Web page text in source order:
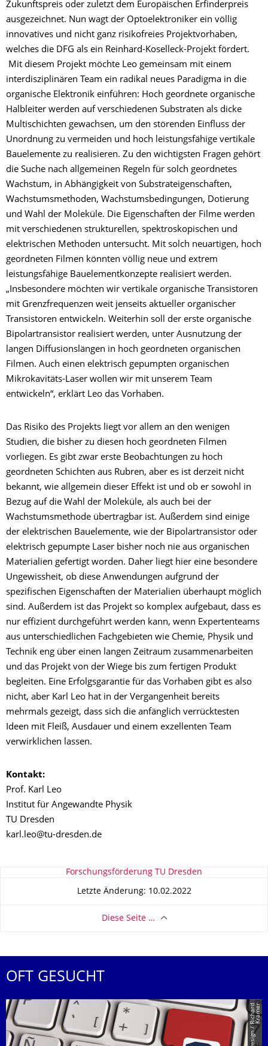
Zukunftspreis oder zuletzt dem Europäischen Erfinderpreis
ausgezeichnet. Nun wagt der Optoelektroniker ein völlig
innovatives und nicht ganz risikofreies Projektvorhaben,
welches die DFG als ein Reinhard-Koselleck-Projekt fördert.
Mit diesem Projekt möchte Leo gemeinsam mit einem
interdisziplinären Team ein radikal neues Paradigma in die
organische Elektronik einführen: Hoch geordnete organische
Halbleiter werden auf verschiedenen Substraten als dicke
Multischichten gewachsen, um den störenden Einfluss der
Unordnung zu vermeiden und hoch leistungsfähige vertikale
Bauelemente zu realisieren. Zu den wichtigsten Fragen gehört
die Suche nach allgemeinen Regeln für solch geordnetes
Wachstum, in Abhängigkeit von Substrateigenschaften,
Wachstumsmethoden, Wachstumsbedingungen, Dotierung
und Wahl der Moleküle. Die Eigenschaften der Filme werden
mit verschiedenen strukturellen, spektroskopischen und
elektrischen Methoden untersucht. Mit solch neuartigen, hoch
geordneten Filmen könnten völlig neue und extrem
leistungsfähige Bauelementkonzepte realisiert werden.
„Insbesondere möchten wir vertikale organische Transistoren
mit Grenzfrequenzen weit jenseits aktueller organischer
Transistoren entwickeln. Weiterhin soll der erste organische
Bipolartransistor realisiert werden, unter Ausnutzung der
langen Diffusionslängen in hoch geordneten organischen
Filmen. Auch einen elektrisch gepumpten organischen
Mikrokavitäts-Laser wollen wir mit unserem Team
entwickeln“, erklärt Leo das Vorhaben.
Das Risiko des Projekts liegt vor allem an den wenigen
Studien, die bisher zu diesen hoch geordneten Filmen
vorliegen. Es gibt zwar erste Beobachtungen zu hoch
geordneten Schichten aus Rubren, aber es ist derzeit nicht
bekannt, wie allgemein dieser Effekt ist und ob er sowohl in
Bezug auf die Wahl der Moleküle, als auch bei der
Wachstumsmethode übertragbar ist. Außerdem sind einige
der elektrischen Bauelemente, wie der Bipolartransistor oder
elektrisch gepumpte Laser bisher noch nie aus organischen
Materialien gefertigt worden. Daher liegt hier eine besondere
Ungewissheit, ob diese Anwendungen aufgrund der
spezifischen Eigenschaften der Materialien überhaupt möglich
sind. Außerdem ist das Projekt so komplex aufgebaut, dass es
nur effizient durchgeführt werden kann, wenn Expertenteams
aus unterschiedlichen Fachgebieten wie Chemie, Physik und
Technik eng über einen langen Zeitraum zusammenarbeiten
und das Projekt von der Wiege bis zum fertigen Produkt
begleiten. Eine Erfolgsgarantie für das Vorhaben gibt es also
nicht, aber Karl Leo hat in der Vergangenheit bereits
mehrmals gezeigt, dass sich die anfänglich verrücktesten
Ideen mit Fleiß, Ausdauer und einem exzellenten Team
verwirklichen lassen.
Kontakt:
Prof. Karl Leo
Institut für Angewandte Physik
TU Dresden
karl.leo@tu-dresden.de
Zu dieser SeiteForschungsförderung TU Dresden
Letzte Änderung: 10.02.2022
Diese Seite …
OFT GESUCHT
r